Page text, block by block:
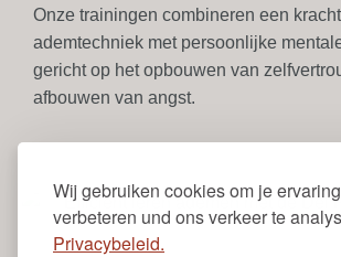
Wij gebruiken cookies om je
verbeteren und ons verkeer te
Privacybeleid.
Onze trainingen combineren een
ademtechniek met persoonlijke
gericht op het opbouwen van
afbouwen van angst.